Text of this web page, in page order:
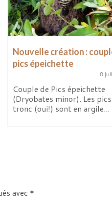
Nouvelle création :
pics épeichette
8
Couple de Pics épeichette
(Dryobates minor). Les
tronc (oui!) sont en argile...
avec *